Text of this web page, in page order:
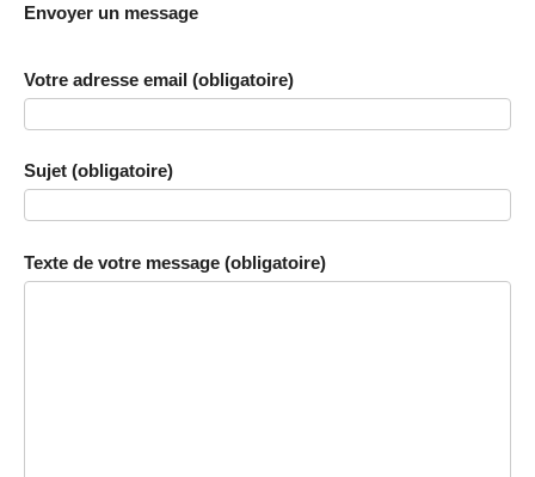
Envoyer un message
Votre adresse email (obligatoire)
Sujet (obligatoire)
Texte de votre message (obligatoire)